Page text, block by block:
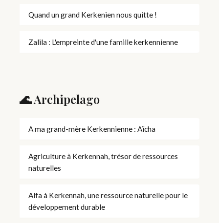
Quand un grand Kerkenien nous quitte !
Zalila : L'empreinte d'une famille kerkennienne
🌊 Archipelago
A ma grand-mère Kerkennienne : Aïcha
Agriculture à Kerkennah, trésor de ressources
naturelles
Alfa à Kerkennah, une ressource naturelle pour le
développement durable